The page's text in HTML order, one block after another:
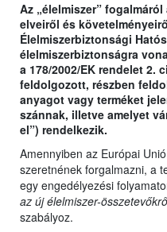
Az „élelmiszer”
elveiről és
Élelmiszerbiztonsági
élelmiszerbiztonságra
a 178/2002/EK rendelet 2.
feldolgozott, részben
anyagot vagy terméket
szánnak, illetve amelyet
el”) rendelkezik.
Amennyiben az Európai
szeretnének forgalmazni, a
egy engedélyezési
az új élelmiszer-
szabályoz.